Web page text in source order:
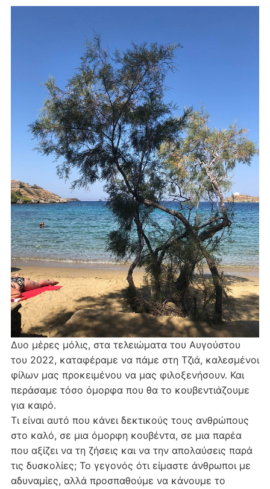
Δυο μέρες μόλις, στα τελειώματα του Αυγούστου
του 2022, καταφέραμε να πάμε στη Τζιά, καλεσμένοι
φίλων μας προκειμένου να μας φιλοξενήσουν. Και
περάσαμε τόσο όμορφα που θα το κουβεντιάζουμε
για καιρό.
Τι είναι αυτό που κάνει δεκτικούς τους ανθρώπους
στο καλό, σε μια όμορφη κουβέντα, σε μια παρέα
που αξίζει να τη ζήσεις και να την απολαύσεις παρά
τις δυσκολίες; Το γεγονός ότι είμαστε άνθρωποι με
αδυναμίες, αλλά προσπαθούμε να κάνουμε το